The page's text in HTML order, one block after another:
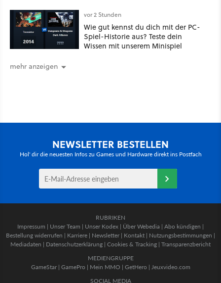
vor 2 Stunden
Wie gut kennst du dich mit der PC-
Spiel-Historie aus? Teste dein
Wissen mit unserem Minispiel
mehr anzeigen
NEWSLETTER BESTELLEN
Hol' dir die neuesten Infos zu Games und Hardware direkt ins Postfach
RUBRIKEN
Impressum | Unser Team | Unser Kodex | Über Webedia | Abo kündigen |
Bestellung widerrufen | Karriere | Newsletter | Kontakt | Nutzungsbestimmungen |
Mediadaten | Datenschutzerklärung | Cookies & Tracking | Transparenzbericht
MEDIENGRUPPE
GameStar| GamePro | Mein MMO | GetHero | Jeuxvideo.com
SOCIAL MEDIA